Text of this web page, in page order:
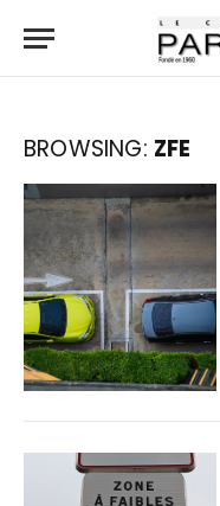
BROWSING: ZFE